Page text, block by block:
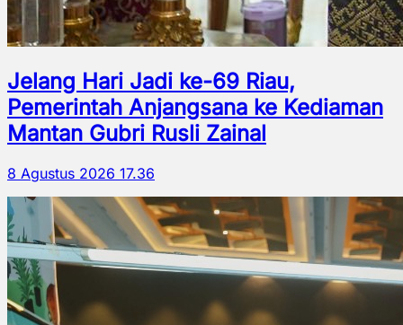
Jelang Hari Jadi ke-69 Riau,
Pemerintah Anjangsana ke Kediaman
Mantan Gubri Rusli Zainal
8 Agustus 2026 17.36